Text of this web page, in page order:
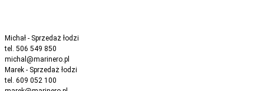
Michał - Sprzedaż łodzi
tel. 506 549 850
michal@marinero.pl
Marek - Sprzedaż łodzi
tel. 609 052 100